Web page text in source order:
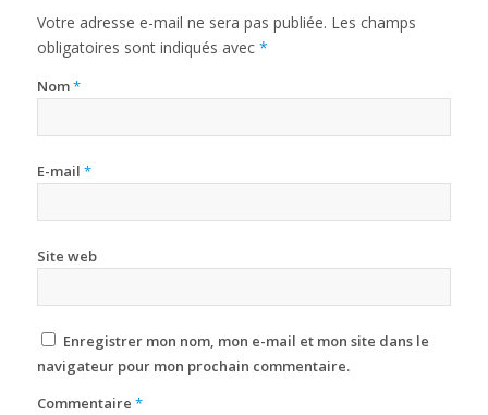
Votre adresse e-mail ne sera pas publiée. Les champs
obligatoires sont indiqués avec *
Nom*
E-mail *
Site web
Enregistrer mon nom, mon e-mail et mon site dans le
navigateur pour mon prochain commentaire.
Commentaire *